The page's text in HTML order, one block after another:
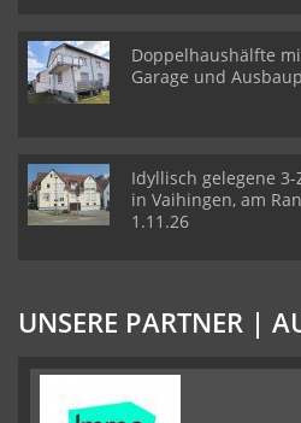
Doppelhaushälfte
Garage und
Idyllisch gelegene
in Vaihingen, am
1.11.26
UNSERE PARTNER |